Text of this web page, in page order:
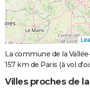
La commune de la
157 km de Paris (à vol
Villes proches de